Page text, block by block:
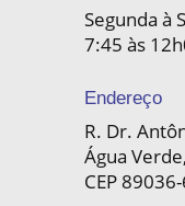
Segunda à
7:45 às
Endereço
R. Dr.
Água
CEP